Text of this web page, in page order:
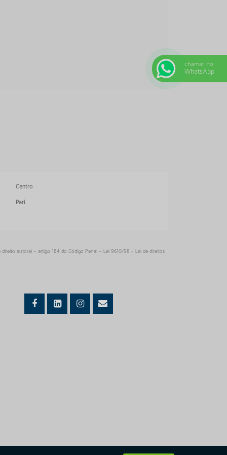
PISO VINILICO 2MM PREÇO
Centro
Pari
autoral – artigo 184 do Código Penal –
Lei 9610/98 - Lei de direitos
chamar no
WhatsApp